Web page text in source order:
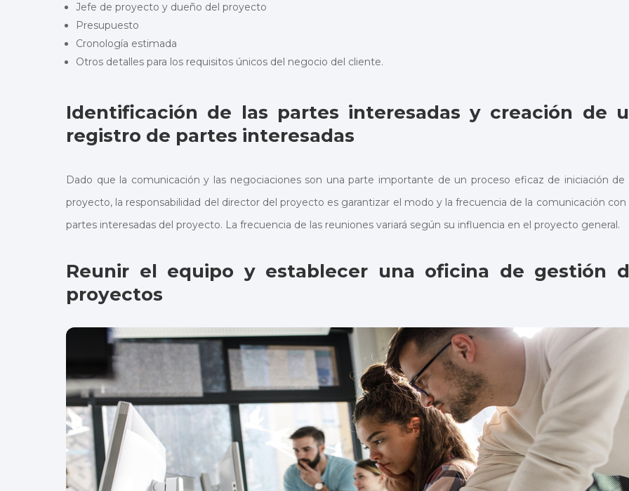
Jefe de proyecto y dueño del proyecto
Presupuesto
Cronología estimada
Otros detalles para los requisitos únicos del negocio del cliente.
Identificación de las partes interesadas y creación de
registro de partes interesadas
Dado que la comunicación y las negociaciones son una parte importante de un proceso eficaz de iniciación de
proyecto, la responsabilidad del director del proyecto es garantizar el modo y la frecuencia de la comunicación con
partes interesadas del proyecto. La frecuencia de las reuniones variará según su influencia en el proyecto general.
Reunir el equipo y establecer una oficina de gestión
proyectos